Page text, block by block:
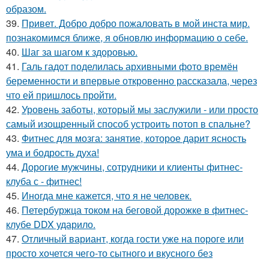
образом.
39. Привет. Добро добро пожаловать в мой инста мир.
познакомимся ближе, я обновлю информацию о себе.
40. Шаг за шагом к здоровью.
41. Галь гадот поделилась архивными фото времён
беременности и впервые откровенно рассказала, через
что ей пришлось пройти.
42. Уровень заботы, который мы заслужили - или просто
самый изощренный способ устроить потоп в спальне?
43. Фитнес для мозга: занятие, которое дарит ясность
ума и бодрость духа!
44. Дорогие мужчины, сотрудники и клиенты фитнес-
клуба с - фитнес!
45. Иногда мне кажется, что я не человек.
46. Петербуржца током на беговой дорожке в фитнес-
клубе DDX ударило.
47. Отличный вариант, когда гости уже на пороге или
просто хочется чего-то сытного и вкусного без